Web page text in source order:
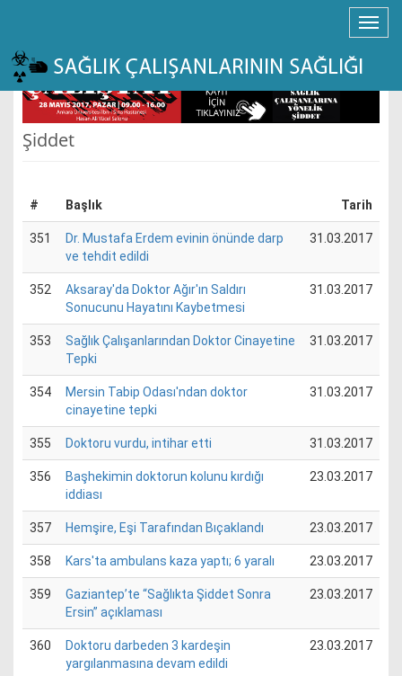
Şiddet
# Başlık Tarih
351
Dr. Mustafa Erdem evinin önünde darp
ve tehdit edildi
31.03.2017
352
Aksaray'da Doktor Ağır'ın Saldırı
Sonucunu Hayatını Kaybetmesi
31.03.2017
353
Sağlık Çalışanlarından Doktor Cinayetine
Tepki
31.03.2017
354
Mersin Tabip Odası'ndan doktor
cinayetine tepki
31.03.2017
355 Doktoru vurdu, intihar etti 31.03.2017
356
Başhekimin doktorun kolunu kırdığı
iddiası
23.03.2017
357 Hemşire, Eşi Tarafından Bıçaklandı 23.03.2017
358 Kars'ta ambulans kaza yaptı; 6 yaralı 23.03.2017
359
Gaziantep’te “Sağlıkta Şiddet Sonra
Ersin” açıklaması
23.03.2017
360
Doktoru darbeden 3 kardeşin
yargılanmasına devam edildi
23.03.2017